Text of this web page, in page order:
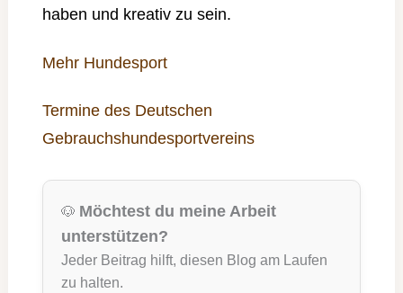
haben und kreativ zu sein.
Mehr Hundesport
Termine des Deutschen
Gebrauchshundesportvereins
🐶 Möchtest du meine Arbeit
unterstützen?
Jeder Beitrag hilft, diesen Blog am Laufen
zu halten.